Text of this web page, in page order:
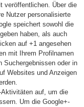
veröffentlichen. Über die
Nutzer personalisierte
speichert sowohl die
haben, als auch
auf +1 angesehen
mit Ihrem Profilnamen
Suchergebnissen oder in
Websites und Anzeigen
auf, um die
Um die Google+-